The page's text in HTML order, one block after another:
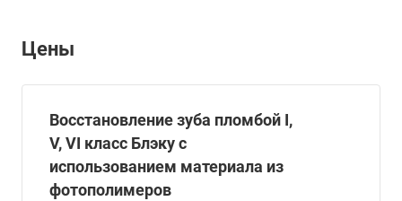
Цены
Восстановление зуба пломбой I,
V, VI класс Блэку с
использованием материала из
фотополимеров